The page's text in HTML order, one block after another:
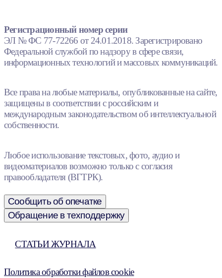
Регистрационный номер серии
ЭЛ № ФС 77-72266 от 24.01.2018. Зарегистрировано
Федеральной службой по надзору в сфере связи,
информационных технологий и массовых коммуникаций.
Все права на любые материалы, опубликованные на сайте,
защищены в соответствии с российским и
международным законодательством об интеллектуальной
собственности.
Любое использование текстовых, фото, аудио и
видеоматериалов возможно только с согласия
правообладателя (ВГТРК).
Сообщить об опечатке
Обращение в техподдержку
СТАТЬИ ЖУРНАЛА
Политика обработки файлов cookie